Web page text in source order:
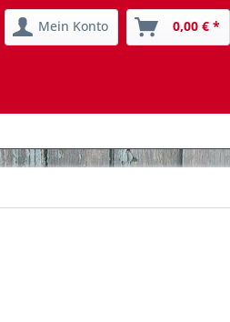
Mein Konto 0,00 € *